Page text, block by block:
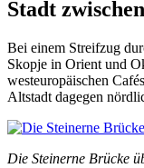
Stadt
Bei einem Streifzug
Skopje in Orient und
westeuropäischen
Altstadt dagegen
Die Steinerne Brücke